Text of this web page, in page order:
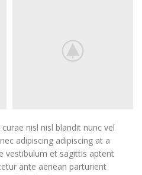
nisl nisl blandit nunc vel
adipiscing adipiscing at a
vestibulum et sagittis aptent
ante aenean parturient